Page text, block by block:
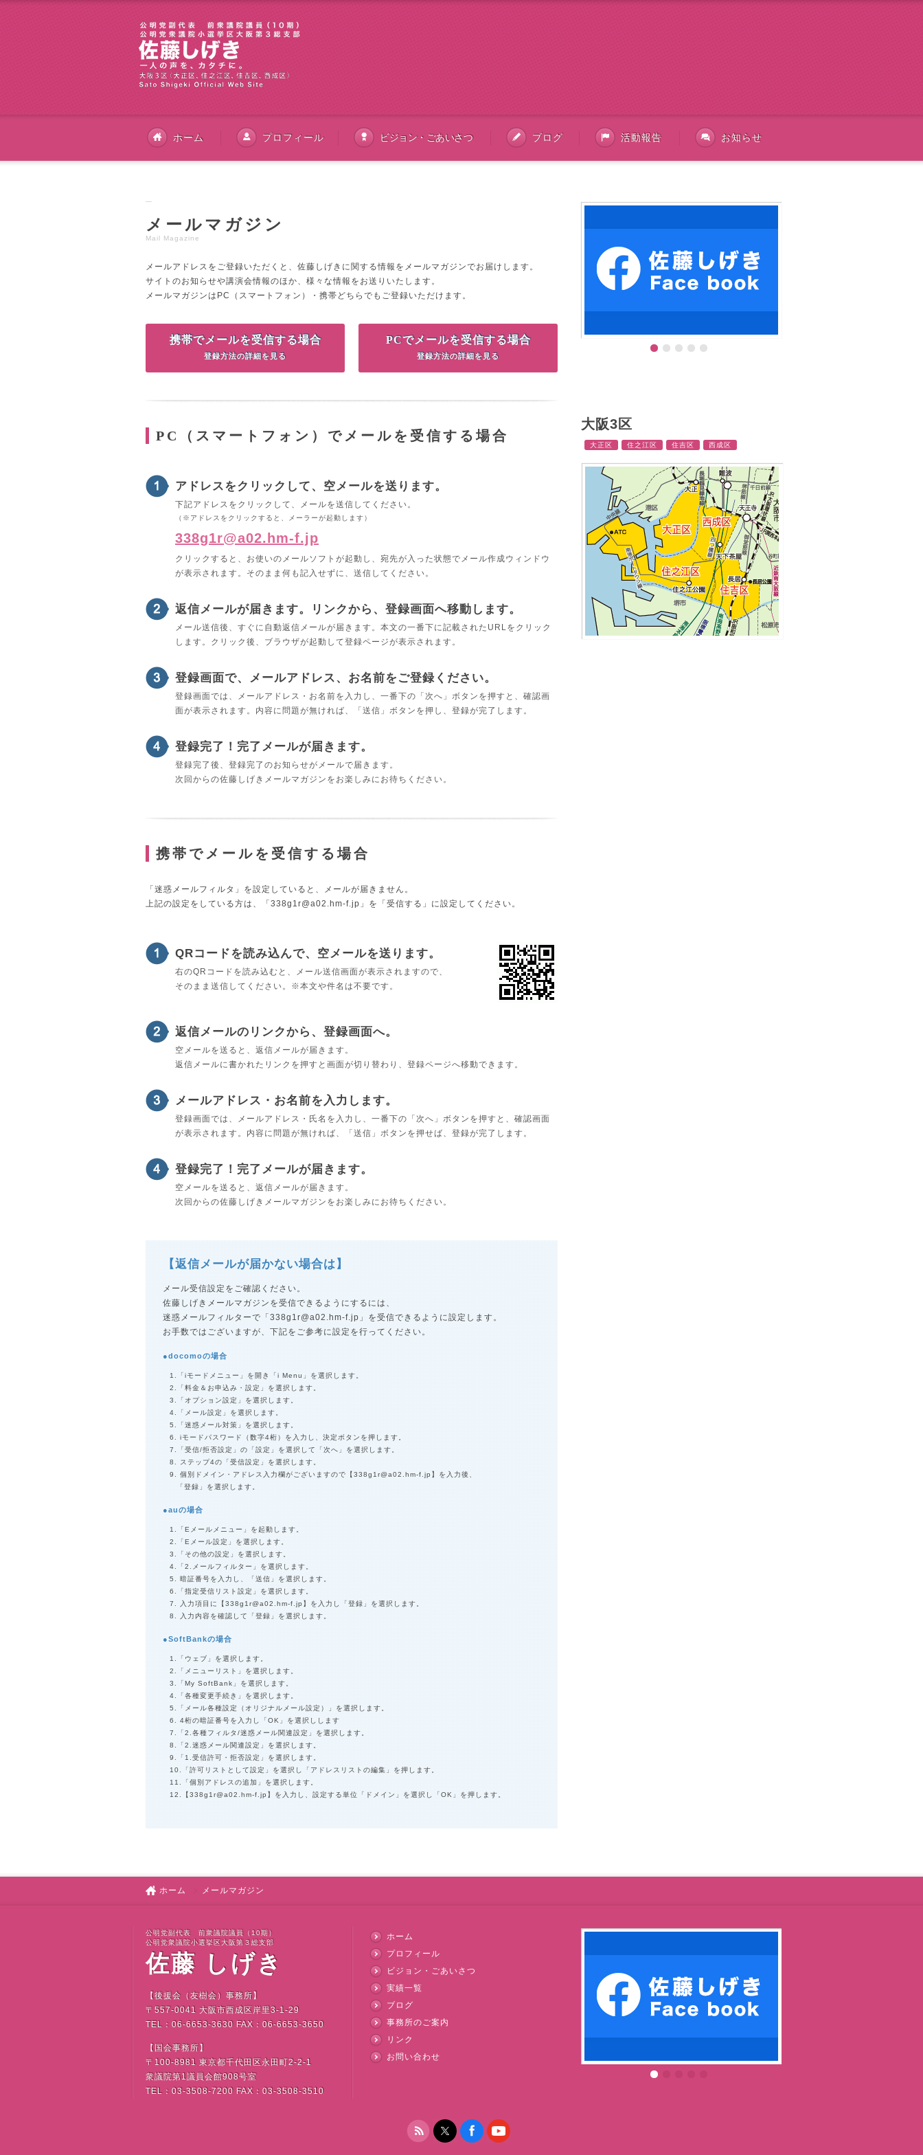
ホーム プロフィール ビジョン・ごあいさつ ブログ 活動報告 お知らせ
メールマガジン
Mail Magazine
メールアドレスをご登録いただくと、佐藤しげきに関する情報をメールマガジンでお届けします。
サイトのお知らせや講演会情報のほか、様々な情報をお送りいたします。
メールマガジンはPC（スマートフォン）・携帯どちらでもご登録いただけます。
携帯でメールを受信する場合
登録方法の詳細を見る
PCでメールを受信する場合
登録方法の詳細を見る
PC（スマートフォン）でメールを受信する場合
アドレスをクリックして、空メールを送ります。
下記アドレスをクリックして、メールを送信してください。
（※アドレスをクリックすると、メーラーが起動します）
338g1r@a02.hm-f.jp
クリックすると、お使いのメールソフトが起動し、宛先が入った状態でメール作成ウィンドウ
が表示されます。そのまま何も記入せずに、送信してください。
返信メールが届きます。リンクから、登録画面へ移動します。
メール送信後、すぐに自動返信メールが届きます。本文の一番下に記載されたURLをクリック
します。クリック後、ブラウザが起動して登録ページが表示されます。
登録画面で、メールアドレス、お名前をご登録ください。
登録画面では、メールアドレス・お名前を入力し、一番下の「次へ」ボタンを押すと、確認画
面が表示されます。内容に問題が無ければ、「送信」ボタンを押し、登録が完了します。
登録完了！完了メールが届きます。
登録完了後、登録完了のお知らせがメールで届きます。
次回からの佐藤しげきメールマガジンをお楽しみにお待ちください。
携帯でメールを受信する場合
「迷惑メールフィルタ」を設定していると、メールが届きません。
上記の設定をしている方は、「 338g1r@a02.hm-f.jp 」を「受信する」に設定してください。
QRコードを読み込んで、空メールを送ります。
右のQRコードを読み込むと、メール送信画面が表示されますので、
そのまま送信してください。※本文や件名は不要です。
返信メールのリンクから、登録画面へ。
空メールを送ると、返信メールが届きます。
返信メールに書かれたリンクを押すと画面が切り替わり、登録ページへ移動できます。
メールアドレス・お名前を入力します。
登録画面では、メールアドレス・氏名を入力し、一番下の「次へ」ボタンを押すと、確認画面
が表示されます。内容に問題が無ければ、「送信」ボタンを押せば、登録が完了します。
登録完了！完了メールが届きます。
空メールを送ると、返信メールが届きます。
次回からの佐藤しげきメールマガジンをお楽しみにお待ちください。
【返信メールが届かない場合は】
メール受信設定をご確認ください。
佐藤しげきメールマガジンを受信できるようにするには、
迷惑メールフィルターで「 338g1r@a02.hm-f.jp 」を受信できるように設定します。
お手数ではございますが、下記をご参考に設定を行ってください。
●docomoの場合
1.「iモードメニュー」を開き「i Menu」を選択します。
2.「料金＆お申込み・設定」を選択します。
3.「オプション設定」を選択します。
4.「メール設定」を選択します。
5.「迷惑メール対策」を選択します。
6. iモードパスワード（数字4桁）を入力し、決定ボタンを押します。
7.「受信/拒否設定」の「設定」を選択して「次へ」を選択します。
8. ステップ4の「受信設定」を選択します。
9. 個別ドメイン・アドレス入力欄がございますので【338g1r@a02.hm-f.jp 】を入力後、
「登録」を選択します。
●auの場合
1.「Eメールメニュー」を起動します。
2.「Eメール設定」を選択します。
3.「その他の設定」を選択します。
4.「2.メールフィルター」を選択します。
5. 暗証番号を入力し、「送信」を選択します。
6.「指定受信リスト設定」を選択します。
7. 入力項目に【338g1r@a02.hm-f.jp 】を入力し「登録」を選択します。
8. 入力内容を確認して「登録」を選択します。
●SoftBankの場合
1.「ウェブ」を選択します。
2.「メニューリスト」を選択します。
3.「My SoftBank」を選択します。
4.「各種変更手続き」を選択します。
5.「メール各種設定（オリジナルメール設定）」を選択します。
6. 4桁の暗証番号を入力し「OK」を選択しします
7.「2.各種フィルタ/迷惑メール関連設定」を選択します。
8.「2.迷惑メール関連設定」を選択します。
9.「1.受信許可・拒否設定」を選択します。
10.「許可リストとして設定」を選択し「アドレスリストの編集」を押します。
11.「個別アドレスの追加」を選択します。
12.【338g1r@a02.hm-f.jp 】を入力し、設定する単位「ドメイン」を選択し「OK」を押します。
大阪3区
大正区 住之江区 住吉区 西成区
ホーム メールマガジン
ホーム
プロフィール
ビジョン・ごあいさつ
実績一覧
ブログ
事務所のご案内
リンク
お問い合わせ
公明党副代表 前衆議院議員（10期）
公明党衆議院小選挙区大阪第３総支部
佐藤 しげき
【後援会（友樹会）事務所】
〒 557-0041 大阪市西成区岸里3-1-29
TEL ： 06-6653-3630 FAX ： 06-6653-3650
【国会事務所】
〒 100-8981 東京都千代田区永田町2-2-1
衆議院第1議員会館908号室
TEL ： 03-3508-7200 FAX ： 03-3508-3510